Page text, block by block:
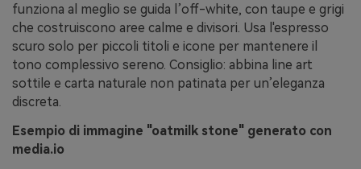
funziona al meglio se guida l’off-white, con taupe e grigi
che costruiscono aree calme e divisori. Usa l'espresso
scuro solo per piccoli titoli e icone per mantenere il
tono complessivo sereno. Consiglio: abbina line art
sottile e carta naturale non patinata per un’eleganza
discreta.
Esempio di immagine "oatmilk stone" generato con
media.io